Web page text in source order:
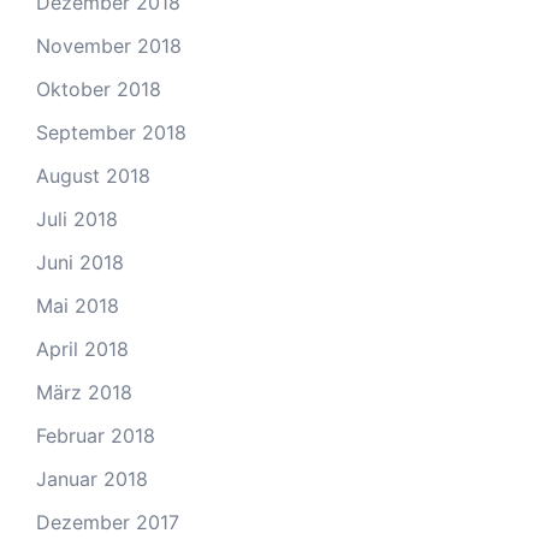
November 2018
Oktober 2018
September 2018
August 2018
Juli 2018
Juni 2018
Mai 2018
April 2018
März 2018
Februar 2018
Januar 2018
Dezember 2017